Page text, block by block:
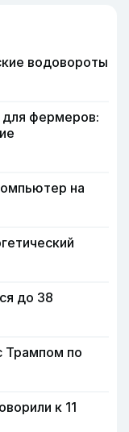
водовороты
для фермеров:
на
до 38
Трампом по
к 11